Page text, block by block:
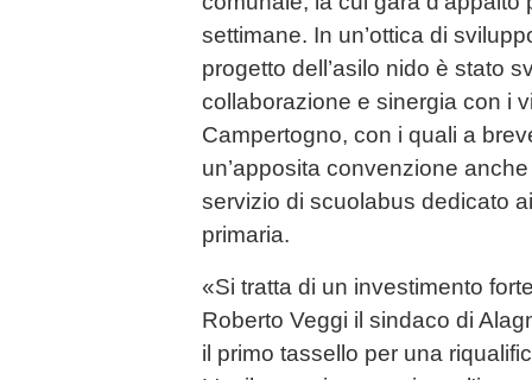
settimane. In un’ottica di
progetto dell’asilo nido è stato
collaborazione e sinergia con i
Campertogno, con i quali a
un’apposita convenzione
servizio di scuolabus dedicato
primaria.
«Si tratta di un investimento
Roberto Veggi il sindaco di
il primo tassello per una